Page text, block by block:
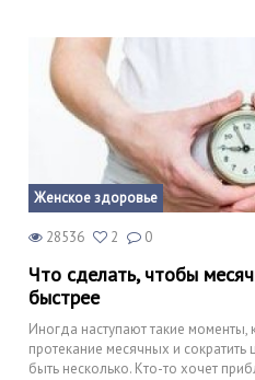
Женское здоровье
28536 2 0
Что сделать, чтобы
быстрее
Иногда наступают такие моменты,
протекание месячных и
быть несколько. Кто-то хочет